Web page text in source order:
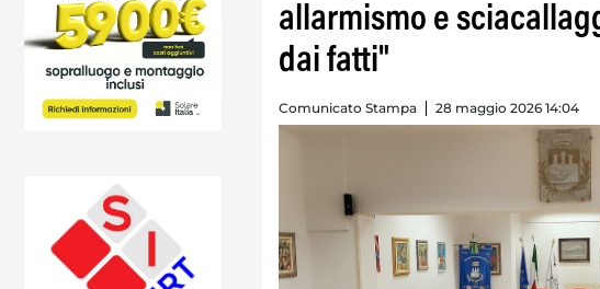
allarmismo e
dai fatti"
Comunicato Stampa 28 maggio 2026 14:04